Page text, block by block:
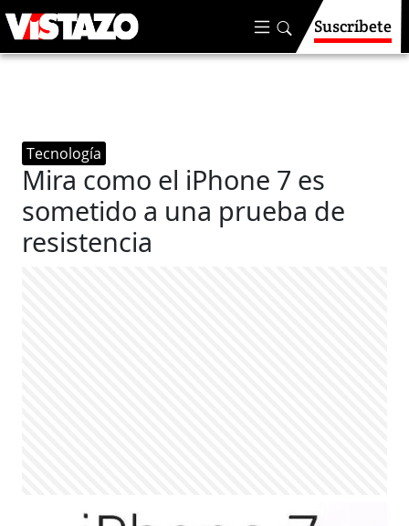
Suscríbete
Tecnología
Mira como el iPhone 7 es
sometido a una prueba de
resistencia